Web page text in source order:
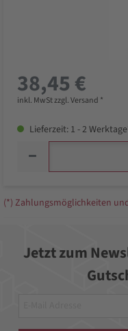
38,45 €
inkl. MwSt zzgl. Versand *
Lieferzeit: 1 - 2
(*) Zahlungsmöglichkeiten
Jetzt zum